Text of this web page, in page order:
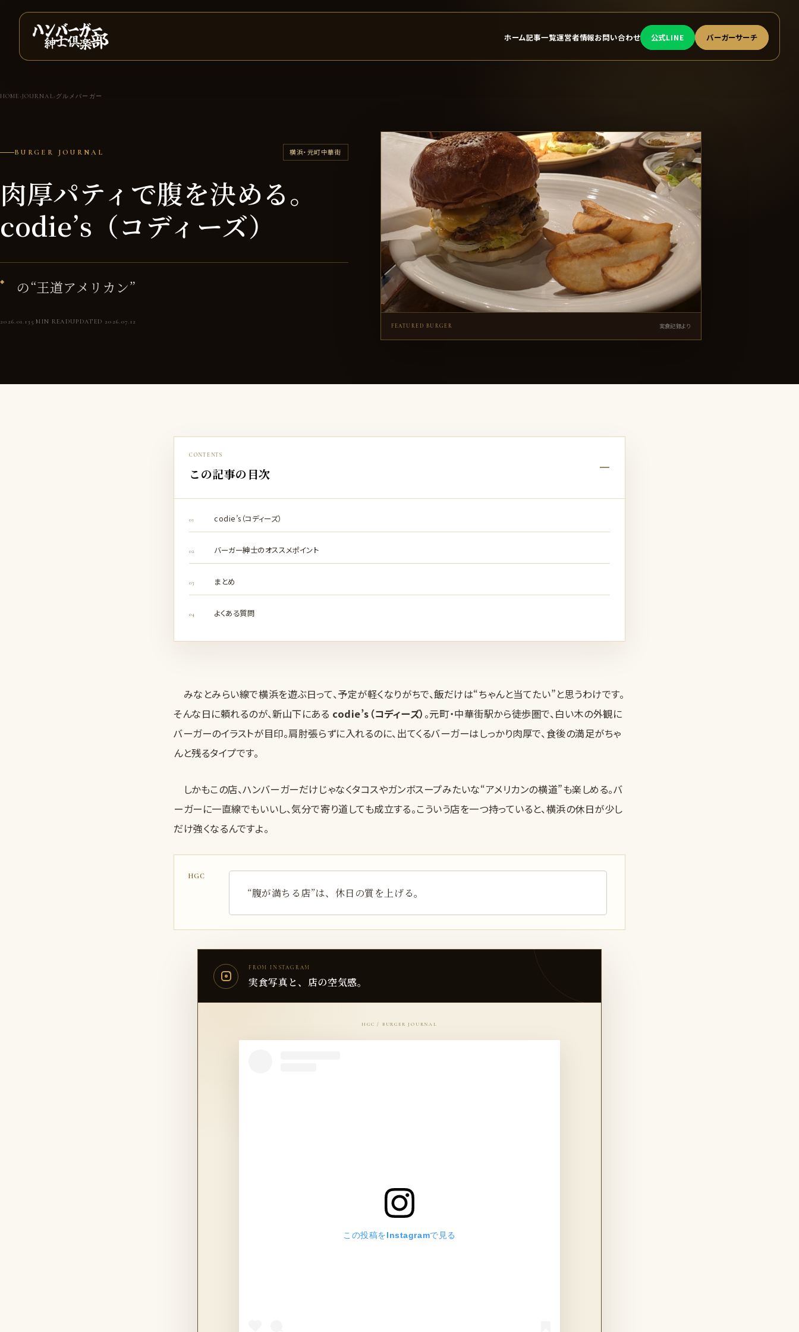
本文へ移動
ホーム記事一覧運営者情報お問い合わせ 公式LINE バーガーサーチ
HOME › JOURNAL› グルメバーガー
BURGER JOURNAL 横浜・元町中華街
肉厚パティで腹を決める。
codie’s（コディーズ）
の“王道アメリカン”
2026.01.13 5 MIN READUPDATED 2026.07.12
HGC
肉厚パティで腹を決める。codie’s（コディーズ）
FEATURED BURGER 実食記録より
CONTENTS
この記事の目次
codie’s（コディーズ）
バーガー紳士のオススメポイント
まとめ
よくある質問
みなとみらい線で横浜を遊ぶ日って、予定が軽くなりがちで、飯だけは“ちゃんと当てたい”と思うわけです。
そんな日に頼れるのが、新山下にある codie’s（コディーズ） 。元町・中華街駅から徒歩圏で、白い木の外観に
バーガーのイラストが目印。肩肘張らずに入れるのに、出てくるバーガーはしっかり肉厚で、食後の満足がちゃ
んと残るタイプです。
しかもこの店、ハンバーガーだけじゃなくタコスやガンボスープみたいな“アメリカンの横道”も楽しめる。バ
ーガーに一直線でもいいし、気分で寄り道しても成立する。こういう店を一つ持っていると、横浜の休日が少し
だけ強くなるんですよ。
“腹が満ちる店”は、休日の質を上げる。
FROM INSTAGRAM
実食写真と、店の空気感。
この投稿をInstagramで見る